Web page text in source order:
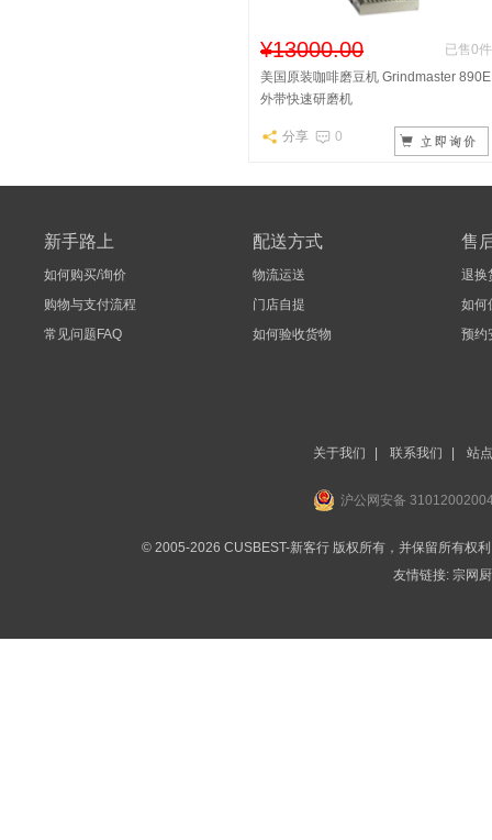
¥13000.00
已售0件
美国原装咖啡磨豆机 Grindmaster 890E
外带快速研磨机
分享 0
新手路上
如何购买/询价
购物与支付流程
常见问题FAQ
配送方式
物流运送
门店自提
如何验收货物
售
退换
如何
预约
关于我们 联系我们 站
沪公网安备
© 2005-2026 CUSBEST-新客行 版权所有，并保留所有权
友情链接: 宗网